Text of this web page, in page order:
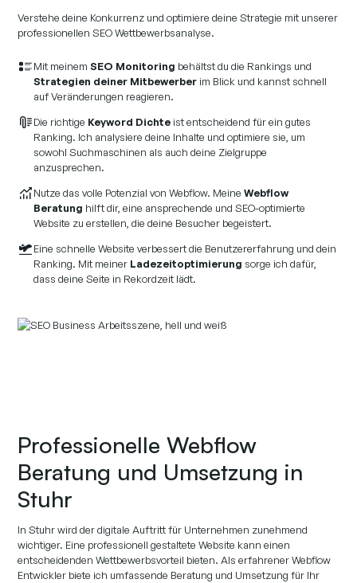
Verstehe deine Konkurrenz und optimiere deine Strategie mit unserer
professionellen SEO Wettbewerbsanalyse.
Mit meinem SEO Monitoring behältst du die Rankings und
Strategien deiner Mitbewerberim Blick und kannst schnell
auf Veränderungen reagieren.
Die richtige Keyword Dichteist entscheidend für ein gutes
Ranking. Ich analysiere deine Inhalte und optimiere sie, um
sowohl Suchmaschinen als auch deine Zielgruppe
anzusprechen.
Nutze das volle Potenzial von Webflow. Meine Webflow
Beratung hilft dir, eine ansprechende und SEO-optimierte
Website zu erstellen, die deine Besucher begeistert.
Eine schnelle Website verbessert die Benutzererfahrung und dein
Ranking. Mit meiner Ladezeitoptimierung sorge ich dafür,
dass deine Seite in Rekordzeit lädt.
Professionelle Webflow
Beratung und Umsetzung in
Stuhr
In Stuhr wird der digitale Auftritt für Unternehmen zunehmend
wichtiger. Eine professionell gestaltete Website kann einen
entscheidenden Wettbewerbsvorteil bieten. Als erfahrener Webflow
Entwickler biete ich umfassende Beratung und Umsetzung für Ihr